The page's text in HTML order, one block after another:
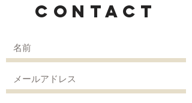
CONTACT